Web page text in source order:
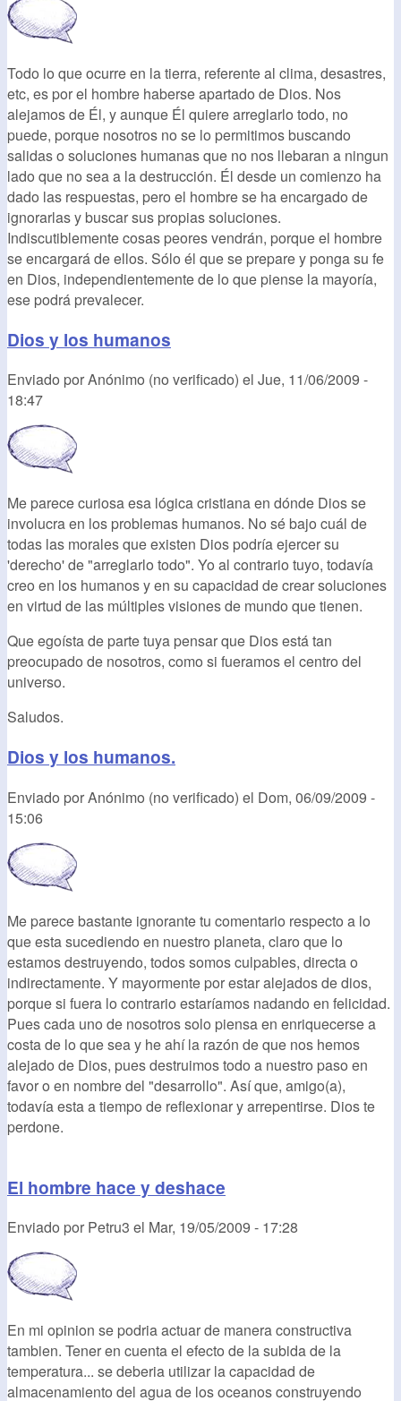
Todo lo que ocurre en la tierra, referente al clima, desastres,
etc, es por el hombre haberse apartado de Dios. Nos
alejamos de Él, y aunque Él quiere arreglarlo todo, no
puede, porque nosotros no se lo permitimos buscando
salidas o soluciones humanas que no nos llebaran a ningun
lado que no sea a la destrucción. Él desde un comienzo ha
dado las respuestas, pero el hombre se ha encargado de
ignorarlas y buscar sus propias soluciones.
Indiscutiblemente cosas peores vendrán, porque el hombre
se encargará de ellos. Sólo él que se prepare y ponga su fe
en Dios, independientemente de lo que piense la mayoría,
ese podrá prevalecer.
Dios y los humanos
Enviado porAnónimo (no verificado) el Jue, 11/06/2009 -
18:47
Me parece curiosa esa lógica cristiana en dónde Dios se
involucra en los problemas humanos. No sé bajo cuál de
todas las morales que existen Dios podría ejercer su
'derecho' de "arreglarlo todo". Yo al contrario tuyo, todavía
creo en los humanos y en su capacidad de crear soluciones
en virtud de las múltiples visiones de mundo que tienen.
Que egoísta de parte tuya pensar que Dios está tan
preocupado de nosotros, como si fueramos el centro del
universo.
Saludos.
Dios y los humanos.
Enviado porAnónimo (no verificado) el Dom, 06/09/2009 -
15:06
Me parece bastante ignorante tu comentario respecto a lo
que esta sucediendo en nuestro planeta, claro que lo
estamos destruyendo, todos somos culpables, directa o
indirectamente. Y mayormente por estar alejados de dios,
porque si fuera lo contrario estaríamos nadando en felicidad.
Pues cada uno de nosotros solo piensa en enriquecerse a
costa de lo que sea y he ahí la razón de que nos hemos
alejado de Dios, pues destruimos todo a nuestro paso en
favor o en nombre del "desarrollo". Así que, amigo(a),
todavía esta a tiempo de reflexionar y arrepentirse. Dios te
perdone.
El hombre hace y deshace
Enviado por Petru3 el Mar, 19/05/2009 - 17:28
En mi opinion se podria actuar de manera constructiva
tambien. Tener en cuenta el efecto de la subida de la
temperatura... se deberia utilizar la capacidad de
almacenamiento del agua de los oceanos construyendo